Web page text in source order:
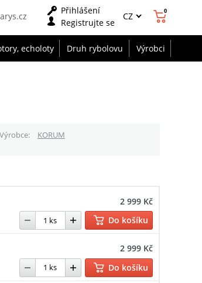
Přihlášení
Registrujte se
CZ 0
echoloty Druh rybolovu Výrobci
Výrobce
KORUM
2 999 Kč
Do košíku
2 999 Kč
Do košíku